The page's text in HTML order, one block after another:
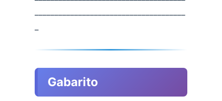
Gabarito